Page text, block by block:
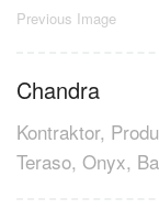
Post
Previous Image
Chandra
Kontraktor,
Teraso, Onyx,